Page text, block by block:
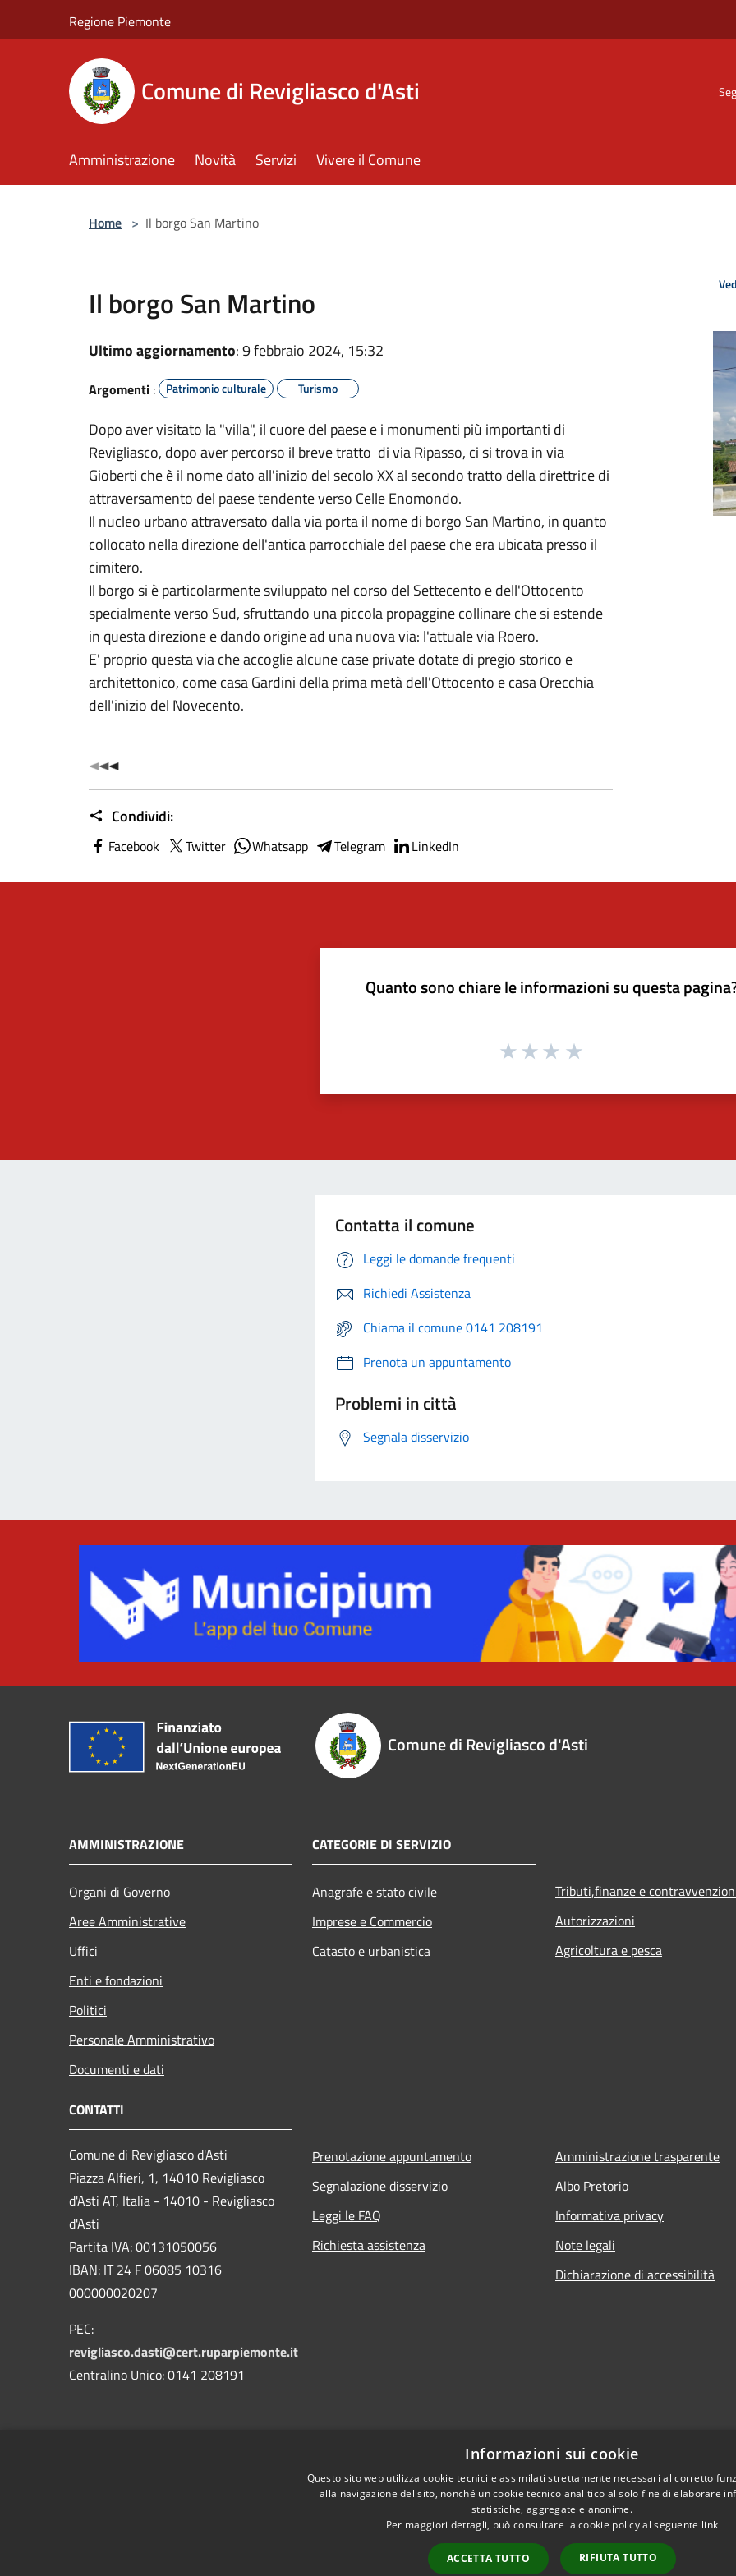
Regione Piemonte
Comune di Revigliasco d'Asti
Amministrazione Novità Servizi Vivere il Comune
Home > Il borgo San Martino
Il borgo San Martino
Ultimo aggiornamento: 9 febbraio 2024, 15:32
Argomenti : Patrimonio culturale Turismo
Dopo aver visitato la "villa", il cuore del paese e i monumenti più importanti di
Revigliasco, dopo aver percorso il breve tratto di via Ripasso, ci si trova in via
Gioberti che è il nome dato all'inizio del secolo XX al secondo tratto della direttrice di
attraversamento del paese tendente verso Celle Enomondo.
Il nucleo urbano attraversato dalla via porta il nome di borgo San Martino, in quanto
collocato nella direzione dell'antica parrocchiale del paese che era ubicata presso il
cimitero.
Il borgo si è particolarmente sviluppato nel corso del Settecento e dell'Ottocento
specialmente verso Sud, sfruttando una piccola propaggine collinare che si estende
in questa direzione e dando origine ad una nuova via: l'attuale via Roero.
E' proprio questa via che accoglie alcune case private dotate di pregio storico e
architettonico, come casa Gardini della prima metà dell'Ottocento e casa Orecchia
dell'inizio del Novecento.
Condividi:
Facebook Twitter Whatsapp Telegram LinkedIn
Quanto sono chiare le informazioni su questa
Contatta il comune
Leggi le domande frequenti
Richiedi Assistenza
Chiama il comune 0141 208191
Prenota un appuntamento
Problemi in città
Segnala disservizio
Comune di Revigliasco d'Asti
AMMINISTRAZIONE
Organi di Governo
Aree Amministrative
Uffici
Enti e fondazioni
Politici
Personale Amministrativo
Documenti e dati
CATEGORIE DI SERVIZIO
Anagrafe e stato civile
Imprese e Commercio
Catasto e urbanistica
Tributi,finanze e
Autorizzazioni
Agricoltura e pesca
CONTATTI
Comune di Revigliasco d'Asti
Piazza Alfieri, 1, 14010 Revigliasco
d'Asti AT, Italia - 14010 - Revigliasco
d'Asti
Partita IVA: 00131050056
IBAN: IT 24 F 06085 10316
000000020207
PEC:
revigliasco.dasti@cert.ruparpiemonte.it
Centralino Unico: 0141 208191
Prenotazione appuntamento
Segnalazione disservizio
Leggi le FAQ
Richiesta assistenza
Amministrazione trasparente
Albo Pretorio
Informativa privacy
Note legali
Dichiarazione di accessibilità
Mappa del sito
Informazioni sui cookie
Questo sito web utilizza cookie tecnici e assimilati strettamente necessari al corretto
alla navigazione del sito, nonché un cookie tecnico analitico al solo fine di elaborare
statistiche, aggregate e anonime.
Per maggiori dettagli, può consultare la cookie policy al seguente link
ACCETTA TUTTO RIFIUTA TUTTO